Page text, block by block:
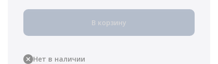
В корзину
Нет в наличии